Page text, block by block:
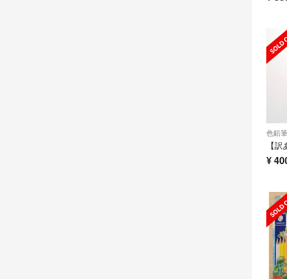
色鉛筆
¥